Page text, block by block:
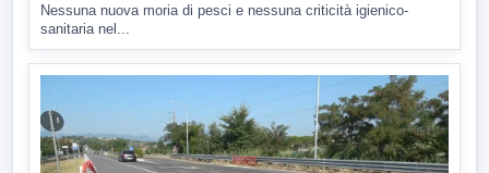
Nessuna nuova moria di pesci e nessuna criticità igienico-
sanitaria nel...